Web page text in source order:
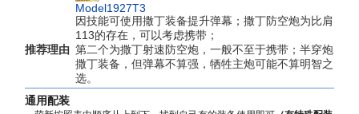
Model1927T3
推荐理由
因技能可使用撒丁装备提升弹幕；撒丁防空炮为比肩
113的存在，可以考虑携带；
第二个为撒丁射速防空炮，一般不至于携带；半穿炮
撒丁装备，但弹幕不算强，牺牲主炮可能不算明智之
选。
通用配装